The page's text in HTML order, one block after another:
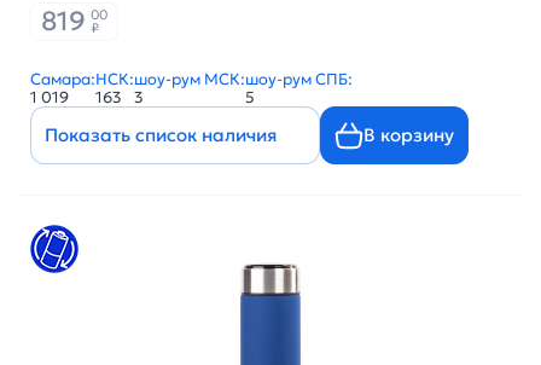
819 00
₽
Самара:
1 019
НСК:
163
шоу-рум МСК:
3
шоу-рум СПБ:
5
Показать список наличия В корзину